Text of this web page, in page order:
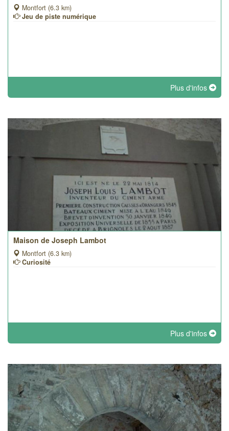
Montfort (6.3 km)
Jeu de piste numérique
Plus d'infos
Maison de Joseph Lambot
Montfort (6.3 km)
Curiosité
Plus d'infos